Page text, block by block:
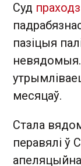
Суд
пазіцыя
месяцаў.
Стала
перавялі ў